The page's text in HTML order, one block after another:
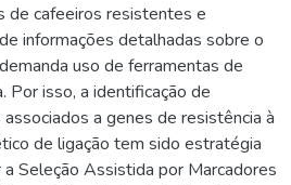
de cafeeiros resistentes e
informações detalhadas sobre o
uso de ferramentas de
Por isso, a identificação de
a genes de resistência à
de ligação tem sido estratégia
Seleção Assistida por Marcadores